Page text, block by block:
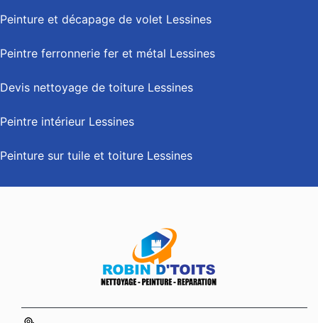
Peinture et décapage de volet Lessines
Peintre ferronnerie fer et métal Lessines
Devis nettoyage de toiture Lessines
Peintre intérieur Lessines
Peinture sur tuile et toiture Lessines